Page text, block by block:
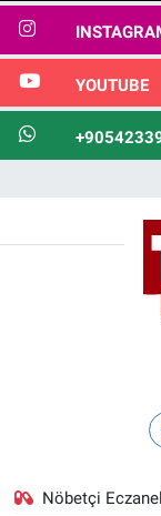
YOUTUBE
Nöbetçi